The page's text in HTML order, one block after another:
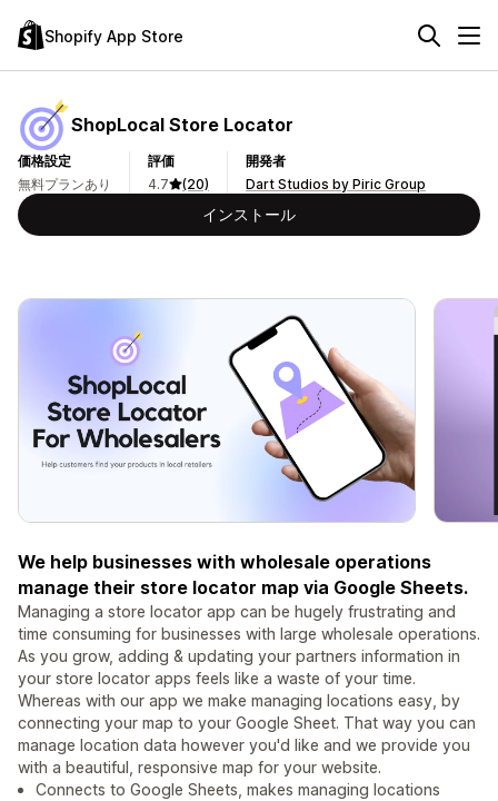
Shopify App Store
ShopLocal Store Locator
価格設定
無料プランあり
評価
4.7
(20)
開発者
Dart Studios by Piric Group
インストール
We help businesses with wholesale operations
manage their store locator map via Google Sheets.
Managing a store locator app can be hugely frustrating and
time consuming for businesses with large wholesale operations.
As you grow, adding & updating your partners information in
your store locator apps feels like a waste of your time.
Whereas with our app we make managing locations easy, by
connecting your map to your Google Sheet. That way you can
manage location data however you'd like and we provide you
with a beautiful, responsive map for your website.
Connects to Google Sheets, makes managing locations